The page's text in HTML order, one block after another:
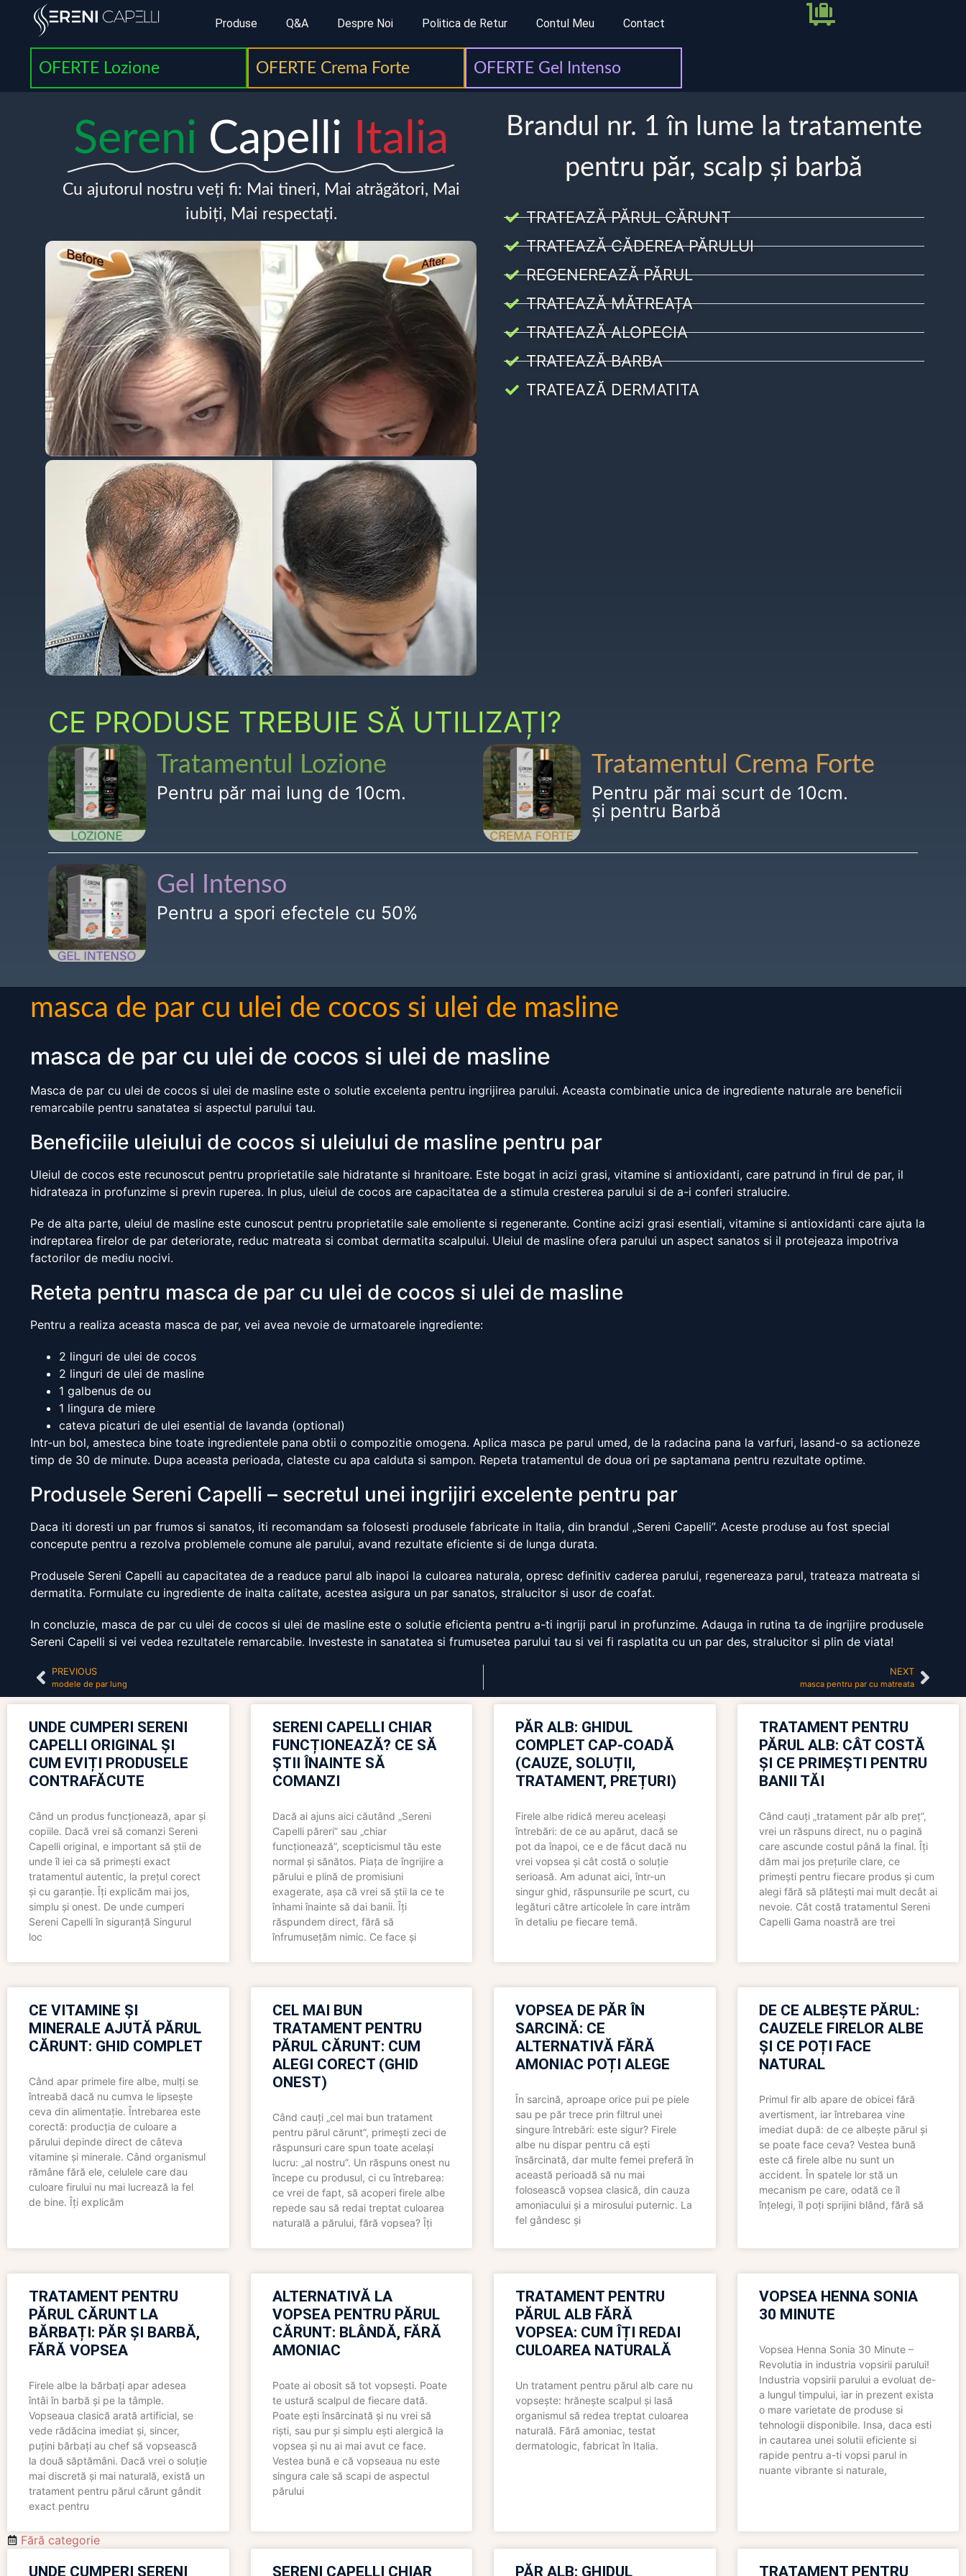
Produse Q&A Despre Noi Politica de Retur Contul Meu Contact
OFERTE Lozione OFERTE Crema Forte OFERTE Gel Intenso
Sereni Capelli Italia
Cu ajutorul nostru veți fi: Mai tineri, Mai atrăgători, Mai
iubiți, Mai respectați.
Brandul nr. 1 în lume la tratamente
pentru păr, scalp și barbă
TRATEAZĂ PĂRUL CĂRUNT
TRATEAZĂ CĂDEREA PĂRULUI
REGENEREAZĂ PĂRUL
TRATEAZĂ MĂTREAȚA
TRATEAZĂ ALOPECIA
TRATEAZĂ BARBA
TRATEAZĂ DERMATITA
CE PRODUSE TREBUIE SĂ UTILIZAȚI?
Tratamentul Lozione
Pentru păr mai lung de 10cm.
Tratamentul Crema Forte
Pentru păr mai scurt de 10cm.
și pentru Barbă
Gel Intenso
Pentru a spori efectele cu 50%
masca de par cu ulei de cocos si ulei de masline
masca de par cu ulei de cocos si ulei de masline
Masca de par cu ulei de cocos si ulei de masline este o solutie excelenta pentru ingrijirea parului. Aceasta combinatie unica de ingrediente naturale are beneficii
remarcabile pentru sanatatea si aspectul parului tau.
Beneficiile uleiului de cocos si uleiului de masline pentru par
Uleiul de cocos este recunoscut pentru proprietatile sale hidratante si hranitoare. Este bogat in acizi grasi, vitamine si antioxidanti, care patrund in firul de par, il
hidrateaza in profunzime si previn ruperea. In plus, uleiul de cocos are capacitatea de a stimula cresterea parului si de a-i conferi stralucire.
Pe de alta parte, uleiul de masline este cunoscut pentru proprietatile sale emoliente si regenerante. Contine acizi grasi esentiali, vitamine si antioxidanti care ajuta la
indreptarea firelor de par deteriorate, reduc matreata si combat dermatita scalpului. Uleiul de masline ofera parului un aspect sanatos si il protejeaza impotriva
factorilor de mediu nocivi.
Reteta pentru masca de par cu ulei de cocos si ulei de masline
Pentru a realiza aceasta masca de par, vei avea nevoie de urmatoarele ingrediente:
2 linguri de ulei de cocos
2 linguri de ulei de masline
1 galbenus de ou
1 lingura de miere
cateva picaturi de ulei esential de lavanda (optional)
Intr-un bol, amesteca bine toate ingredientele pana obtii o compozitie omogena. Aplica masca pe parul umed, de la radacina pana la varfuri, lasand-o sa actioneze
timp de 30 de minute. Dupa aceasta perioada, clateste cu apa calduta si sampon. Repeta tratamentul de doua ori pe saptamana pentru rezultate optime.
Produsele Sereni Capelli – secretul unei ingrijiri excelente pentru par
Daca iti doresti un par frumos si sanatos, iti recomandam sa folosesti produsele fabricate in Italia, din brandul „Sereni Capelli”. Aceste produse au fost special
concepute pentru a rezolva problemele comune ale parului, avand rezultate eficiente si de lunga durata.
Produsele Sereni Capelli au capacitatea de a readuce parul alb inapoi la culoarea naturala, opresc definitiv caderea parului, regenereaza parul, trateaza matreata si
dermatita. Formulate cu ingrediente de inalta calitate, acestea asigura un par sanatos, stralucitor si usor de coafat.
In concluzie, masca de par cu ulei de cocos si ulei de masline este o solutie eficienta pentru a-ti ingriji parul in profunzime. Adauga in rutina ta de ingrijire produsele
Sereni Capelli si vei vedea rezultatele remarcabile. Investeste in sanatatea si frumusetea parului tau si vei fi rasplatita cu un par des, stralucitor si plin de viata!
PREVIOUS
modele de par lung
NEXT
masca pentru par cu matreata
UNDE CUMPERI SERENI
CAPELLI ORIGINAL ȘI
CUM EVIȚI PRODUSELE
CONTRAFĂCUTE
Când un produs funcționează, apar și
copiile. Dacă vrei să comanzi Sereni
Capelli original, e important să știi de
unde îl iei ca să primești exact
tratamentul autentic, la prețul corect
și cu garanție. Îți explicăm mai jos,
simplu și onest. De unde cumperi
Sereni Capelli în siguranță Singurul
loc
SERENI CAPELLI CHIAR
FUNCȚIONEAZĂ? CE SĂ
ȘTII ÎNAINTE SĂ
COMANZI
Dacă ai ajuns aici căutând „Sereni
Capelli păreri” sau „chiar
funcționează”, scepticismul tău este
normal și sănătos. Piața de îngrijire a
părului e plină de promisiuni
exagerate, așa că vrei să știi la ce te
înhami înainte să dai banii. Îți
răspundem direct, fără să
înfrumusețăm nimic. Ce face și
PĂR ALB: GHIDUL
COMPLET CAP-COADĂ
(CAUZE, SOLUȚII,
TRATAMENT, PREȚURI)
Firele albe ridică mereu aceleași
întrebări: de ce au apărut, dacă se
pot da înapoi, ce e de făcut dacă nu
vrei vopsea și cât costă o soluție
serioasă. Am adunat aici, într-un
singur ghid, răspunsurile pe scurt, cu
legături către articolele în care intrăm
în detaliu pe fiecare temă.
TRATAMENT PENTRU
PĂRUL ALB: CÂT COSTĂ
ȘI CE PRIMEȘTI PENTRU
BANII TĂI
Când cauți „tratament păr alb preț”,
vrei un răspuns direct, nu o pagină
care ascunde costul până la final. Îți
dăm mai jos prețurile clare, ce
primești pentru fiecare produs și cum
alegi fără să plătești mai mult decât ai
nevoie. Cât costă tratamentul Sereni
Capelli Gama noastră are trei
CE VITAMINE ȘI
MINERALE AJUTĂ PĂRUL
CĂRUNT: GHID COMPLET
Când apar primele fire albe, mulți se
întreabă dacă nu cumva le lipsește
ceva din alimentație. Întrebarea este
corectă: producția de culoare a
părului depinde direct de câteva
vitamine și minerale. Când organismul
rămâne fără ele, celulele care dau
culoare firului nu mai lucrează la fel
de bine. Îți explicăm
CEL MAI BUN
TRATAMENT PENTRU
PĂRUL CĂRUNT: CUM
ALEGI CORECT (GHID
ONEST)
Când cauți „cel mai bun tratament
pentru părul cărunt”, primești zeci de
răspunsuri care spun toate același
lucru: „al nostru”. Un răspuns onest nu
începe cu produsul, ci cu întrebarea:
ce vrei de fapt, să acoperi firele albe
repede sau să redai treptat culoarea
naturală a părului, fără vopsea? Îți
VOPSEA DE PĂR ÎN
SARCINĂ: CE
ALTERNATIVĂ FĂRĂ
AMONIAC POȚI ALEGE
În sarcină, aproape orice pui pe piele
sau pe păr trece prin filtrul unei
singure întrebări: este sigur? Firele
albe nu dispar pentru că ești
însărcinată, dar multe femei preferă în
această perioadă să nu mai
folosească vopsea clasică, din cauza
amoniacului și a mirosului puternic. La
fel gândesc și
DE CE ALBEȘTE PĂRUL:
CAUZELE FIRELOR ALBE
ȘI CE POȚI FACE
NATURAL
Primul fir alb apare de obicei fără
avertisment, iar întrebarea vine
imediat după: de ce albește părul și
se poate face ceva? Vestea bună
este că firele albe nu sunt un
accident. În spatele lor stă un
mecanism pe care, odată ce îl
înțelegi, îl poți sprijini blând, fără să
TRATAMENT PENTRU
PĂRUL CĂRUNT LA
BĂRBAȚI: PĂR ȘI BARBĂ,
FĂRĂ VOPSEA
Firele albe la bărbați apar adesea
întâi în barbă și pe la tâmple.
Vopseaua clasică arată artificial, se
vede rădăcina imediat și, sincer,
puțini bărbați au chef să vopsească
la două săptămâni. Dacă vrei o soluție
mai discretă și mai naturală, există un
tratament pentru părul cărunt gândit
exact pentru
ALTERNATIVĂ LA
VOPSEA PENTRU PĂRUL
CĂRUNT: BLÂNDĂ, FĂRĂ
AMONIAC
Poate ai obosit să tot vopsești. Poate
te ustură scalpul de fiecare dată.
Poate ești însărcinată și nu vrei să
riști, sau pur și simplu ești alergică la
vopsea și nu ai mai avut ce face.
Vestea bună e că vopseaua nu este
singura cale să scapi de aspectul
părului
TRATAMENT PENTRU
PĂRUL ALB FĂRĂ
VOPSEA: CUM ÎȚI REDAI
CULOAREA NATURALĂ
Un tratament pentru părul alb care nu
vopsește: hrănește scalpul și lasă
organismul să redea treptat culoarea
naturală. Fără amoniac, testat
dermatologic, fabricat în Italia.
VOPSEA HENNA SONIA
30 MINUTE
Vopsea Henna Sonia 30 Minute –
Revolutia in industria vopsirii parului!
Industria vopsirii parului a evoluat de-
a lungul timpului, iar in prezent exista
o mare varietate de produse si
tehnologii disponibile. Insa, daca esti
in cautarea unei solutii eficiente si
rapide pentru a-ti vopsi parul in
nuante vibrante si naturale,
Fără categorie
UNDE CUMPERI SERENI SERENI CAPELLI CHIAR PĂR ALB: GHIDUL TRATAMENT PENTRU